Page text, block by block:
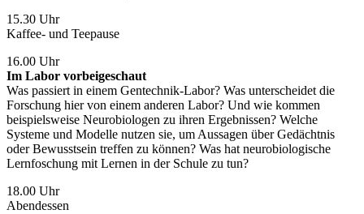
15.30 Uhr
Kaffee- und Teepause
16.00 Uhr
Im Labor vorbeigeschaut
Was passiert in einem Gentechnik-Labor? Was unterscheidet die
Forschung hier von einem anderen Labor? Und wie kommen
beispielsweise Neurobiologen zu ihren Ergebnissen? Welche
Systeme und Modelle nutzen sie, um Aussagen über Gedächtnis
oder Bewusstsein treffen zu können? Was hat neurobiologische
Lernfoschung mit Lernen in der Schule zu tun?
18.00 Uhr
Abendessen